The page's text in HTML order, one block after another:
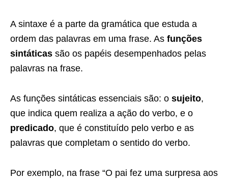
A sintaxe é a parte da gramática que estuda a
ordem das palavras em uma frase. As funções
sintáticas são os papéis desempenhados pelas
palavras na frase.
As funções sintáticas essenciais são: o sujeito,
que indica quem realiza a ação do verbo, e o
predicado, que é constituído pelo verbo e as
palavras que completam o sentido do verbo.
Por exemplo, na frase “O pai fez uma surpresa aos